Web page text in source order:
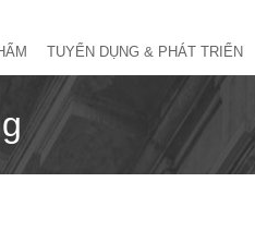
TUYỂN DỤNG & PHÁT TRIỂN